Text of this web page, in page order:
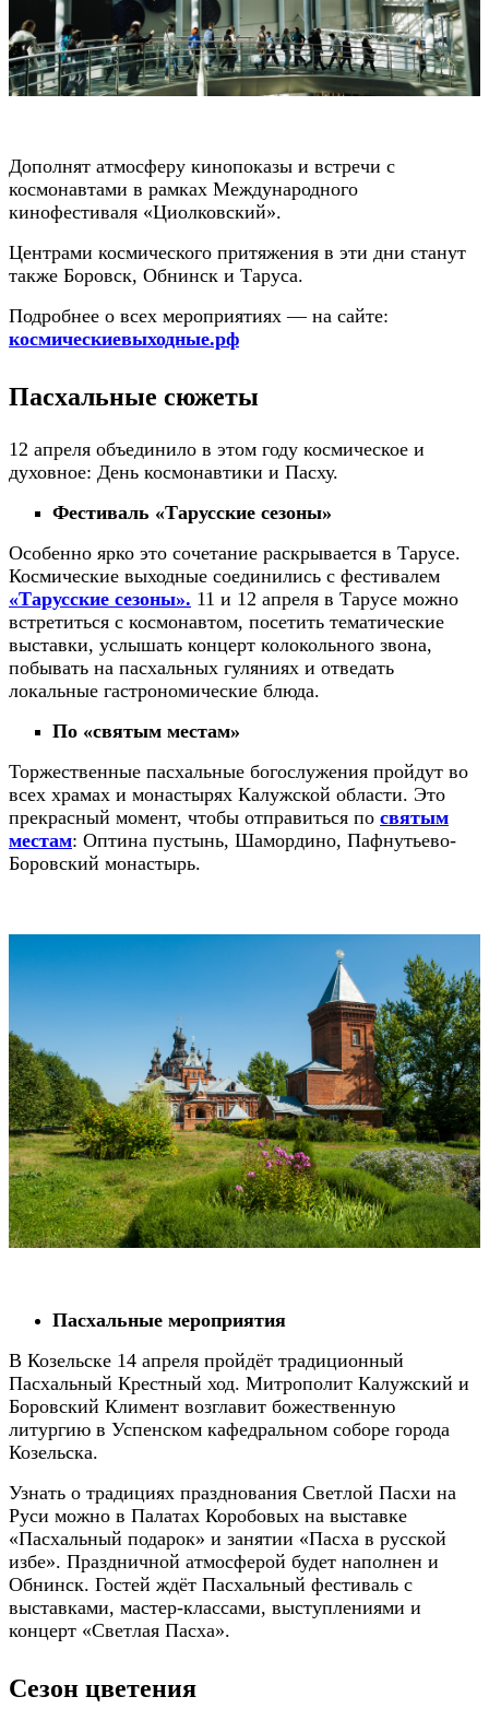
Дополнят атмосферу кинопоказы и встречи с
космонавтами в рамках Международного
кинофестиваля «Циолковский».
Центрами космического притяжения в эти дни станут
также Боровск, Обнинск и Таруса.
Подробнее о всех мероприятиях — на сайте:
космическиевыходные.рф
Пасхальные сюжеты
12 апреля объединило в этом году космическое и
духовное: День космонавтики и Пасху.
Фестиваль «Тарусские сезоны»
Особенно ярко это сочетание раскрывается в Тарусе.
Космические выходные соединились с фестивалем
«Тарусские сезоны». 11 и 12 апреля в Тарусе можно
встретиться с космонавтом, посетить тематические
выставки, услышать концерт колокольного звона,
побывать на пасхальных гуляниях и отведать
локальные гастрономические блюда.
По «святым местам»
Торжественные пасхальные богослужения пройдут во
всех храмах и монастырях Калужской области. Это
прекрасный момент, чтобы отправиться по святым
местам: Оптина пустынь, Шамордино, Пафнутьево-
Боровский монастырь.
Пасхальные мероприятия
В Козельске 14 апреля пройдёт традиционный
Пасхальный Крестный ход. Митрополит Калужский и
Боровский Климент возглавит божественную
литургию в Успенском кафедральном соборе города
Козельска.
Узнать о традициях празднования Светлой Пасхи на
Руси можно в Палатах Коробовых на выставке
«Пасхальный подарок» и занятии «Пасха в русской
избе». Праздничной атмосферой будет наполнен и
Обнинск. Гостей ждёт Пасхальный фестиваль с
выставками, мастер-классами, выступлениями и
концерт «Светлая Пасха».
Сезон цветения